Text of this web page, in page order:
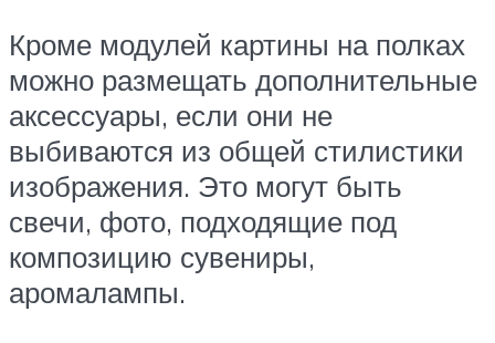
Кроме модулей картины на полках
можно размещать дополнительные
аксессуары, если они не
выбиваются из общей стилистики
изображения. Это могут быть
свечи, фото, подходящие под
композицию сувениры,
аромалампы.